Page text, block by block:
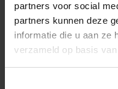
partners voor social
partners kunnen deze
informatie die u aan ze
verzameld op basis